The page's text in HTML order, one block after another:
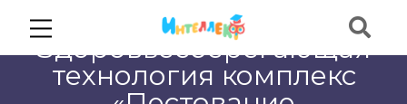
Здоровьесберегающая
технология комплекс